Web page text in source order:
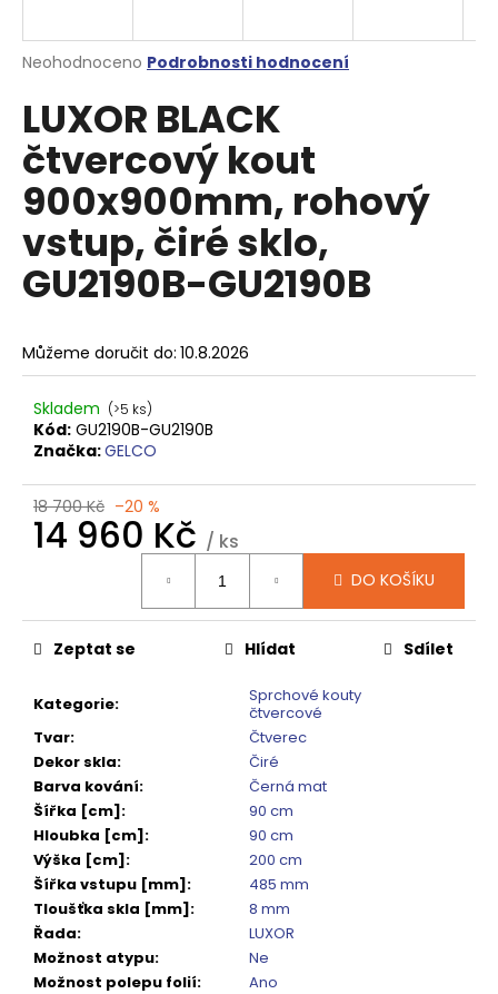
Průměrné
produktu
je
0,0
z
5
hvězdiček.
Neohodnoceno Podrobnosti hodnocení
LUXOR BLACK
čtvercový kout
900x900mm, rohový
vstup, čiré sklo,
GU2190B-GU2190B
Můžeme doručit do: 10.8.2026
Skladem (>5 ks)
Kód: GU2190B-GU2190B
Značka:GELCO
18 700 Kč –20 %
14 960 Kč / ks
DO KOŠÍKU
Kategorie:
Sprchové kouty
čtvercové
Tvar:
Čtverec
Dekor skla:
Čiré
Barva kování:
Černá mat
Šířka [cm]:
90 cm
Hloubka [cm]:
90 cm
Výška [cm]:
200 cm
Šířka vstupu [mm]:
485 mm
Tloušťka skla [mm]:
8 mm
Řada:
LUXOR
Možnost atypu:
Ne
Možnost polepu folií:
Ano
Zeptat se Hlídat Sdílet
j
t
?
HLEDAT
D
o
p
o
u
č
u
e
VANIČKA
MITIA
PMB16090
1600X900
MM,
BÍLÁ
PROFILOVANÁ
14
120
Kč
Původně:
17
650
Kč